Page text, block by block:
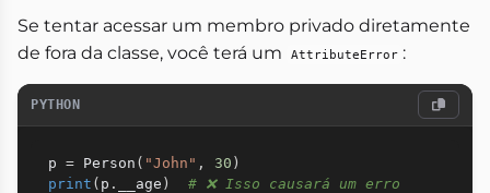
Se tentar acessar um membro privado diretamente
de fora da classe, você terá um
AttributeError :
PYTHON
p = Person ( "John" , 30 )
print ( p . __age ) # ❌ Isso causará um erro